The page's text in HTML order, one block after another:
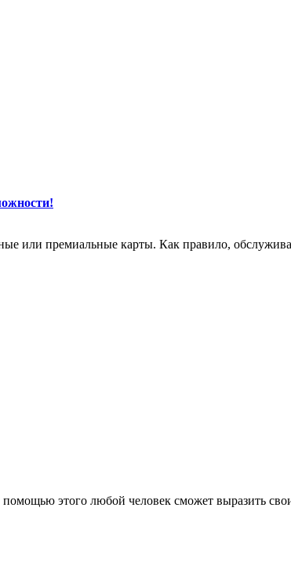
или премиальные карты. Как правило,
этого любой человек сможет выразить